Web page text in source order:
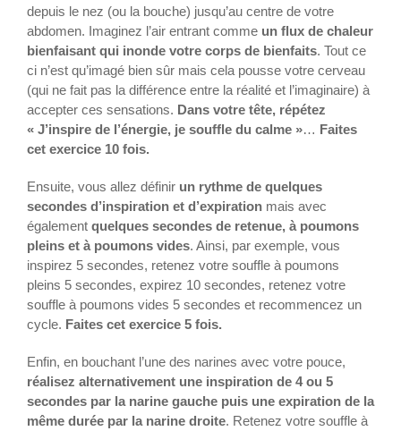
depuis le nez (ou la bouche) jusqu’au centre de votre
abdomen. Imaginez l’air entrant comme un flux de chaleur
bienfaisant qui inonde votre corps de bienfaits. Tout ce
ci n’est qu’imagé bien sûr mais cela pousse votre cerveau
(qui ne fait pas la différence entre la réalité et l’imaginaire) à
accepter ces sensations. Dans votre tête, répétez
« J’inspire de l’énergie, je souffle du calme »… Faites
cet exercice 10 fois.
Ensuite, vous allez définir un rythme de quelques
secondes d’inspiration et d’expiration mais avec
également quelques secondes de retenue, à poumons
pleins et à poumons vides. Ainsi, par exemple, vous
inspirez 5 secondes, retenez votre souffle à poumons
pleins 5 secondes, expirez 10 secondes, retenez votre
souffle à poumons vides 5 secondes et recommencez un
cycle. Faites cet exercice 5 fois.
Enfin, en bouchant l’une des narines avec votre pouce,
réalisez alternativement une inspiration de 4 ou 5
secondes par la narine gauche puis une expiration de la
même durée par la narine droite. Retenez votre souffle à